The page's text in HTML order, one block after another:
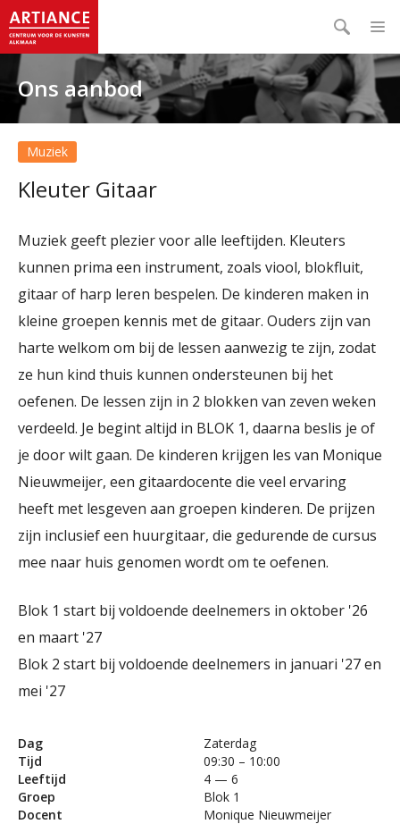
Ons aanbod
Muziek
Kleuter Gitaar
Muziek geeft plezier voor alle leeftijden. Kleuters
kunnen prima een instrument, zoals viool, blokfluit,
gitaar of harp leren bespelen. De kinderen maken in
kleine groepen kennis met de gitaar. Ouders zijn van
harte welkom om bij de lessen aanwezig te zijn, zodat
ze hun kind thuis kunnen ondersteunen bij het
oefenen. De lessen zijn in 2 blokken van zeven weken
verdeeld. Je begint altijd in BLOK 1, daarna beslis je of
je door wilt gaan. De kinderen krijgen les van Monique
Nieuwmeijer, een gitaardocente die veel ervaring
heeft met lesgeven aan groepen kinderen. De prijzen
zijn inclusief een huurgitaar, die gedurende de cursus
mee naar huis genomen wordt om te oefenen.
Blok 1 start bij voldoende deelnemers in oktober '26
en maart '27
Blok 2 start bij voldoende deelnemers in januari '27 en
mei '27
Dag
Zaterdag
Tijd
09:30 – 10:00
Leeftijd
4 — 6
Groep
Blok 1
Docent
Monique Nieuwmeijer